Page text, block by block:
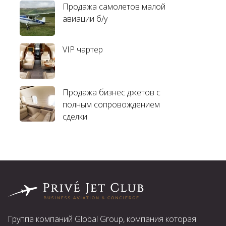
Продажа самолетов малой
авиации б/у
VIP чартер
Продажа бизнес джетов с
полным сопровождением
сделки
Группа компаний Global Group, компания которая